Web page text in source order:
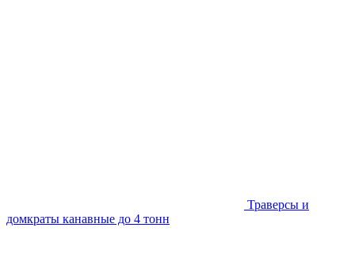
Траверсы и
домкраты канавные до 4 тонн